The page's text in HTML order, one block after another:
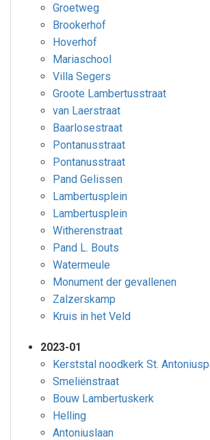
Groetweg
Brookerhof
Hoverhof
Mariaschool
Villa Segers
Groote Lambertusstraat
van Laerstraat
Baarlosestraat
Pontanusstraat
Pontanusstraat
Pand Gelissen
Lambertusplein
Lambertusplein
Witherenstraat
Pand L. Bouts
Watermeule
Monument der gevallenen
Zalzerskamp
Kruis in het Veld
2023-01
Kerststal noodkerk St.
Smeliënstraat
Bouw Lambertuskerk
Helling
Antoniuslaan